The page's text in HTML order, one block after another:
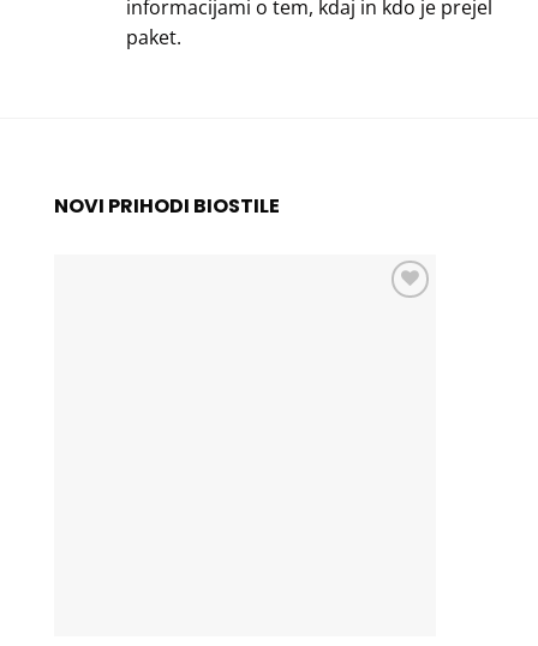
informacijami o tem, kdaj in kdo je prejel
paket.
NOVI PRIHODI BIOSTILE